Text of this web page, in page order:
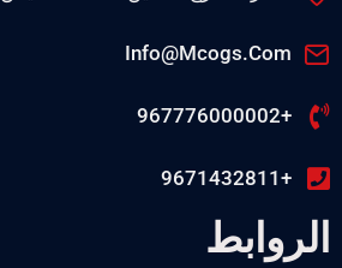
Info@mcogs.com
+967776000002
+9671432811
الروابط